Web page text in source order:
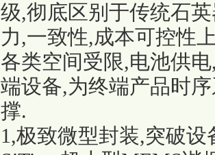
级,彻底区别于传统石
力,一致性,成本可控性
各类空间受限,电池供
端设备,为终端产品时
撑.
1,极致微型封装,突破设